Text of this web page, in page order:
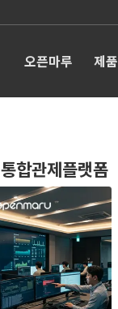
오픈마루 제품
통합관제플랫폼